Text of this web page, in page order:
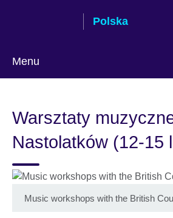
Polska
Menu
Warsztaty
Nastolatków (12-15
Music workshops with the British